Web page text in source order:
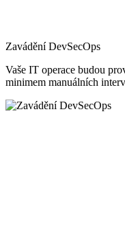
Zavádění DevSecOps
Vaše IT operace budou
minimem manuálních